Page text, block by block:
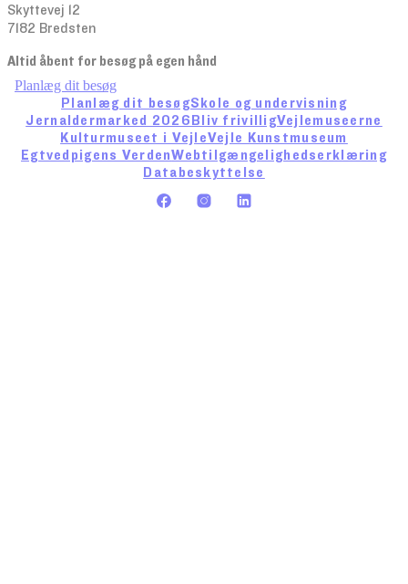
Skyttevej 12
7182 Bredsten
Altid åbent for besøg på egen hånd
Planlæg dit besøg
Planlæg dit besøgSkole og undervisning
Jernaldermarked 2026Bliv frivilligVejlemuseerne
Kulturmuseet i VejleVejle Kunstmuseum
Egtvedpigens VerdenWebtilgængelighedserklæring
Databeskyttelse